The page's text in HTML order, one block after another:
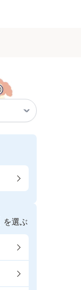
を選ぶ